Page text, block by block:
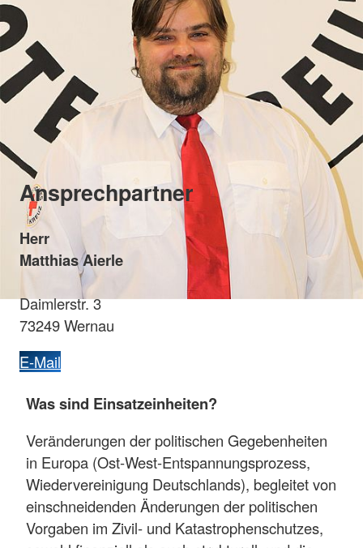
Ansprechpartner
Herr
Matthias Aierle
Daimlerstr. 3
73249 Wernau
E-Mail
Was sind Einsatzeinheiten?
Veränderungen der politischen Gegebenheiten
in Europa (Ost-West-Entspannungsprozess,
Wiedervereinigung Deutschlands), begleitet von
einschneidenden Änderungen der politischen
Vorgaben im Zivil- und Katastrophenschutzes,